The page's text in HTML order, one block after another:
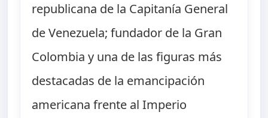
republicana de la Capitanía General
de Venezuela; fundador de la Gran
Colombia y una de las figuras más
destacadas de la emancipación
americana frente al Imperio